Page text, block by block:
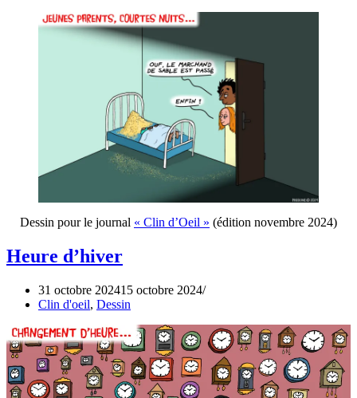
Dessin pour le journal « Clin d’Oeil » (édition novembre 2024)
Heure d’hiver
31 octobre 202415 octobre 2024
Clin d'oeil, Dessin